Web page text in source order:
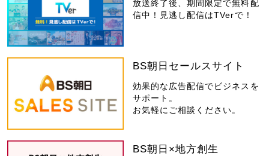
放送終了後、期間限定で無料配
信中！見逃し配信はTVerで！
BS朝日セールスサイト
効果的な広告配信でビジネスを
サポート。
お気軽にご相談ください。
BS朝日×地方創生